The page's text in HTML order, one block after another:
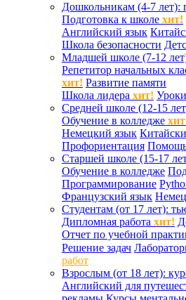
Дошкольникам (4-7 лет):
Подготовка к школе хит!
Английский язык
Школа безопасности
Младшей школе (7-12
Репетитор начальных
хит! Развитие памяти
Школа лидера хит!
Средней школе (12-15
Обучение в колледже
Немецкий язык
Профориентация Помощь
Старшей школе (15-17
Обучение в колледже
Программирование
Французский язык
Студентам (от 17 лет):
Дипломная работа хит!
Отчет по учебной
Решение задач
работ
Взрослым (от 18 лет):
Английский для